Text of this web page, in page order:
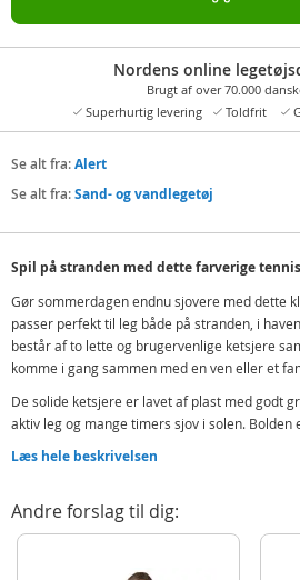
Nordens online
Brugt af over 70.000
Superhurtig levering
Toldfrit
Se alt fra:Alert
Se alt fra:Sand- og vandlegetøj
Spil på stranden med dette farverige
Gør sommerdagen endnu sjovere med dette
passer perfekt til leg både på stranden, i
består af to lette og brugervenlige ketsjere
komme i gang sammen med en ven eller et
De solide ketsjere er lavet af plast med godt
aktiv leg og mange timers sjov i solen. Bolden
Strandtennis er et perfekt spil at tage med på
da det fylder minimalt og hurtigt kan findes
Læs hele beskrivelsen
Andre forslag til dig: